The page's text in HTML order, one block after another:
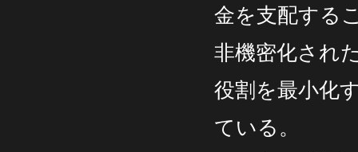
金を支配する
非機密化され
役割を最小化
ている。